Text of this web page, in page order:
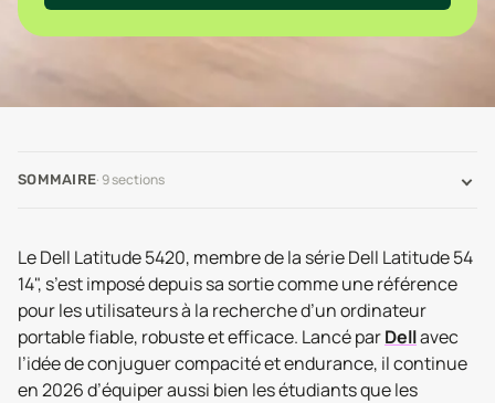
SOMMAIRE· 9sections
Le Dell Latitude 5420, membre de la série Dell Latitude 54
14", s’est imposé depuis sa sortie comme une référence
pour les utilisateurs à la recherche d’un ordinateur
portable fiable, robuste et efficace. Lancé parDellavec
l’idée de conjuguer compacité et endurance, il continue
en 2026 d’équiper aussi bien les étudiants que les